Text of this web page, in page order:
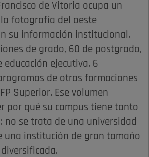
de Vitoria ocupa un
la fotografía del oeste
su información institucional,
de grado, 60 de postgrado,
educación ejecutiva, 6
de otras formaciones
Superior. Ese volumen
por qué su campus tiene tanto
no se trata de una universidad
una institución de gran tamaño